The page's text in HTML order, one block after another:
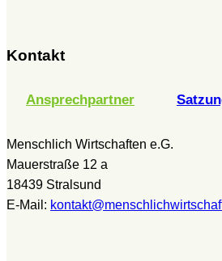
Kontakt
Ansprechpartner
Menschlich Wirtschaften e.G.
Mauerstraße 12 a
18439 Stralsund
E-Mail: